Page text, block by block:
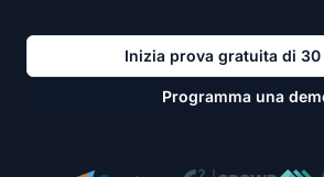
Inizia prova gratuita di
Programma una